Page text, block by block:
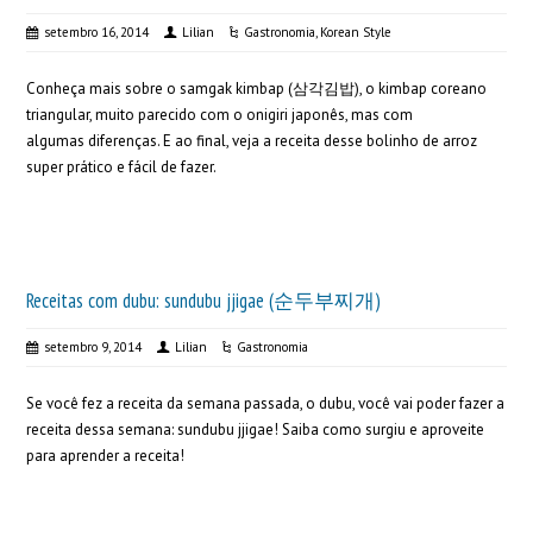
setembro 16, 2014 Lilian Gastronomia, Korean Style
Conheça mais sobre o samgak kimbap (삼각김밥), o kimbap coreano
triangular, muito parecido com o onigiri japonês, mas com
algumas diferenças. E ao final, veja a receita desse bolinho de arroz
super prático e fácil de fazer.
Receitas com dubu: sundubu jjigae (순두부찌개)
setembro 9, 2014 Lilian Gastronomia
Se você fez a receita da semana passada, o dubu, você vai poder fazer a
receita dessa semana: sundubu jjigae! Saiba como surgiu e aproveite
para aprender a receita!